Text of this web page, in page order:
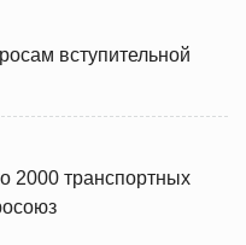
вступительной
2000 транспортных